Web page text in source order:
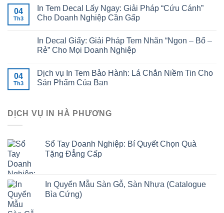
04
Th3
In Tem Decal Lấy Ngay: Giải Pháp “Cứu Cánh”
Cho Doanh Nghiệp Cần Gấp
In Decal Giấy: Giải Pháp Tem Nhãn “Ngon – Bổ –
Rẻ” Cho Mọi Doanh Nghiệp
04
Th3
Dịch vụ In Tem Bảo Hành: Lá Chắn Niềm Tin Cho
Sản Phẩm Của Bạn
DỊCH VỤ IN HÀ PHƯƠNG
Sổ Tay Doanh Nghiệp: Bí Quyết Chọn Quà
Tặng Đẳng Cấp
In Quyển Mẫu Sàn Gỗ, Sàn Nhựa (Catalogue
Bìa Cứng)